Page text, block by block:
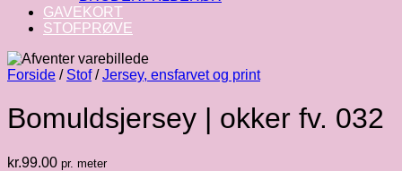
GAVEKORT
STOFPRØVE
Forside / Stof / Jersey, ensfarvet og print
Bomuldsjersey | okker fv. 032
kr.99.00 pr. meter